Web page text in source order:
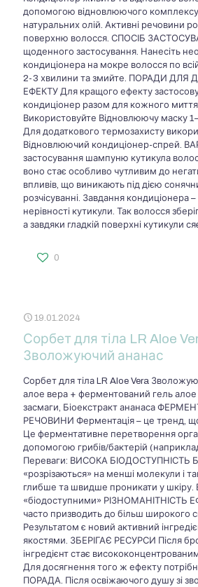
допомогою відновлюючого комплексу
натуральних олій. Активні речовини
поверхню волосся. СПОСІБ
щоденного застосування. Нанесіть
кондиціонера на мокре волосся по
2-3 хвилини та змийте. ПОРАДИ ДЛЯ
ЕФЕКТУ Для кращого ефекту
кондиціонер разом для кожного
Використовуйте Відновлюючу маску
Для додаткового термозахисту
Відновлюючий кондиціонер-спрей.
застосування шампуню кутикула
воно стає особливо чутливим до
впливів, що виникають під дією
розчісуванні. Завдання кондиціонера –
нерівності кутикули. Так волосся
а завдяки гладкій поверхні кутикули
0
19.01.2024
Сорбет для тіла LR Aloe
Зволожуючий ананас
Сорбет для тіла LR Aloe Vera
алое вера + ферментований гель алое
засмаги, Біоекстракт ананаса
РЕЧОВИНИ Ферментація – це тренд,
Це ферментативне перетворення
допомогою грибів/бактерій
Переваги: ВИСОКА БІОДОСТУПНІСТЬ
«розрізаються» на менші молекули і
глибше та швидше проникати у шкіру.
«біодоступними» РІЗНОМАНІТНІСТЬ
часто призводить до більш широкого
Результатом є новий активний
якостями. ЗБЕРІГАЄ РЕСУРСИ Після
інгредієнт стає
Для досягнення того ж ефекту
ПОРАДА. Після освіжаючого душу зі